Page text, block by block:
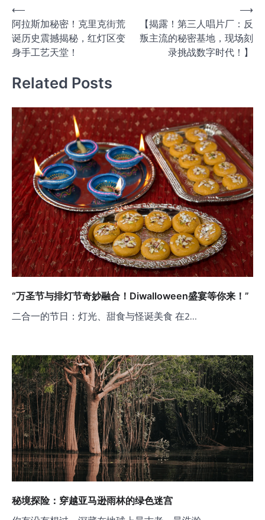
文
章
导
⟵
阿拉斯加秘密！克里克街荒
诞历史震撼揭秘，红灯区变
身手工艺天堂！
【揭露！第三人唱片厂：反
叛主流的秘密基地，现场刻
录挑战数字时代！】
⟶
Related Posts
“万圣节与排灯节奇妙融合！Diwalloween盛宴等你来！”
二合一的节日：灯光、甜食与怪诞美食 在2…
秘境探险：穿越亚马逊雨林的绿色迷宫